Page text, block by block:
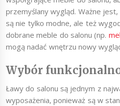
przemyślany wygląd. Ważne
są nie tylko modne, ale też
dobrane meble do salonu (np.
mogą nadać wnętrzu nowy
Wybór
Ławy do salonu są jednym z
wyposażenia, ponieważ są w